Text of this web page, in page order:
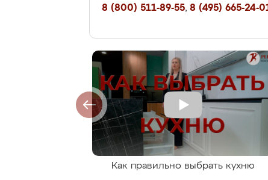
8 (800) 511-89-55, 8 (495) 665-24-
Как правильно выбрать кухню